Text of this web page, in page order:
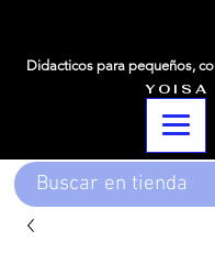
Didacticos para pequeños,
Y O I S A